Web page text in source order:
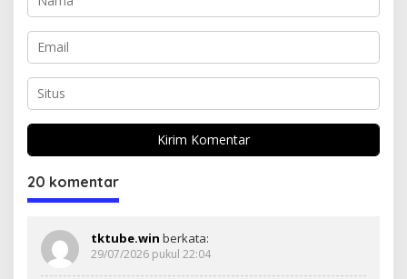
20 komentar
tktube.win berkata:
29/07/2026 pukul 22:04